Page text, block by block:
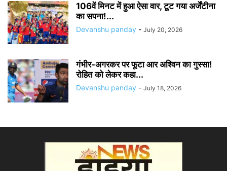
106वें मिनट में हुआ ऐसा वार, टूट गया अर्जेंटीना
का सपना!...
Devanshu panday - July 20, 2026
गंभीर-अगरकर पर फूटा आर अश्विन का गुस्सा!
रोहित को लेकर कहा...
Devanshu panday - July 18, 2026